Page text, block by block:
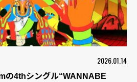
2026.01.14
4thシングル“WANNABE